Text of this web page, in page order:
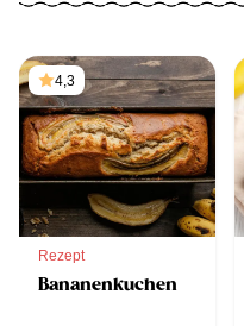
4,3
Rezept
Bananenkuchen